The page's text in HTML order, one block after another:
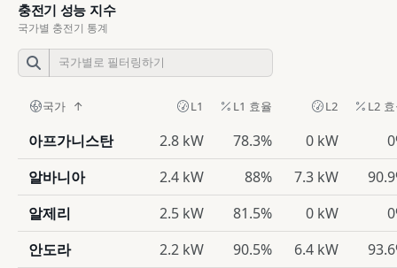
충전기 성능 지수
국가별 충전기 통계
국가 L1 L1 효율 L2 L2
아프가니스탄 2.8 kW 78.3% 0 kW
알바니아
2.4 kW 88% 7.3 kW
알제리
2.5 kW 81.5% 0 kW
안도라
2.2 kW 90.5% 6.4 kW